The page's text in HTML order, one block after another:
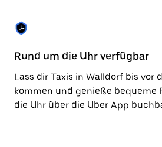
den
Kalender
schließen.
Rund um die Uhr verfügbar
Lass dir Taxis in Walldorf bis vor
kommen und genieße bequeme
die Uhr über die Uber App